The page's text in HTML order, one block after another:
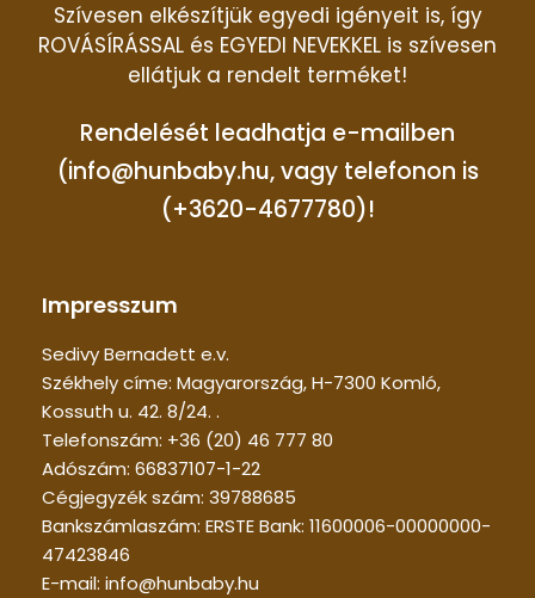
Szívesen elkészítjük egyedi igényeit is, így
ROVÁSÍRÁSSAL és EGYEDI NEVEKKEL is szívesen
ellátjuk a rendelt terméket!
Rendelését leadhatja e-mailben
(info@hunbaby.hu, vagy telefonon is
(+3620-4677780)!
Impresszum
Sedivy Bernadett e.v.
Székhely címe: Magyarország, H-7300 Komló,
Kossuth u. 42. 8/24. .
Telefonszám: +36 (20) 46 777 80
Adószám: 66837107-1-22
Cégjegyzék szám: 39788685
Bankszámlaszám: ERSTE Bank: 11600006-00000000-
47423846
E-mail: info@hunbaby.hu